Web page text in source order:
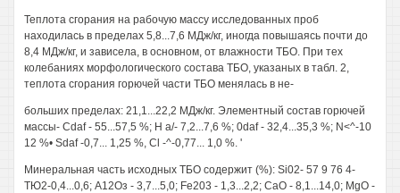
Теплота сгорания на рабочую массу исследованных проб
находилась в пределах 5,8...7,6 МДж/кг, иногда повышаясь почти до
8,4 МДж/кг, и зависела, в основном, от влажности ТБО. При тех
колебаниях морфологического состава ТБО, указаных в табл. 2,
теплота сгорания горючей части ТБО менялась в не-
больших пределах: 21,1...22,2 МДж/кг. Элементный состав горючей
массы- Cdaf - 55...57,5 %; Н а/- 7,2...7,6 %; 0daf - 32,4...35,3 %; N<^-10
12 %• Sdaf -0,7... 1,25 %, Cl -^-0,77... 1,0 %. '
Минеральная часть исходных ТБО содержит (%): Si02- 57 9 76 4-
ТЮ2-0,4...0,6; А12Оз - 3,7...5,0; Fe203 - 1,3...2,2; СаО - 8,1...14,0; MgO -